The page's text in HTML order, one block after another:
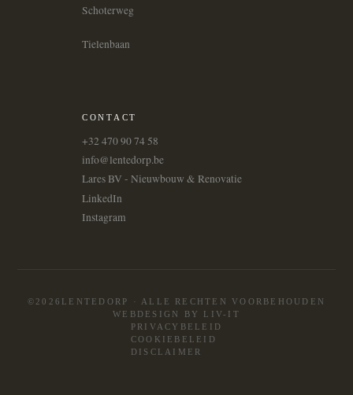
Schoterweg
Tielenbaan
CONTACT
+32 470 90 74 58
info@lentedorp.be
Lares BV - Nieuwbouw & Renovatie
LinkedIn
Instagram
©2026LENTEDORP · ALLE RECHTEN VOORBEHOUDEN
WEBDESIGN BY LIV-IT
PRIVACYBELEID
COOKIEBELEID
DISCLAIMER